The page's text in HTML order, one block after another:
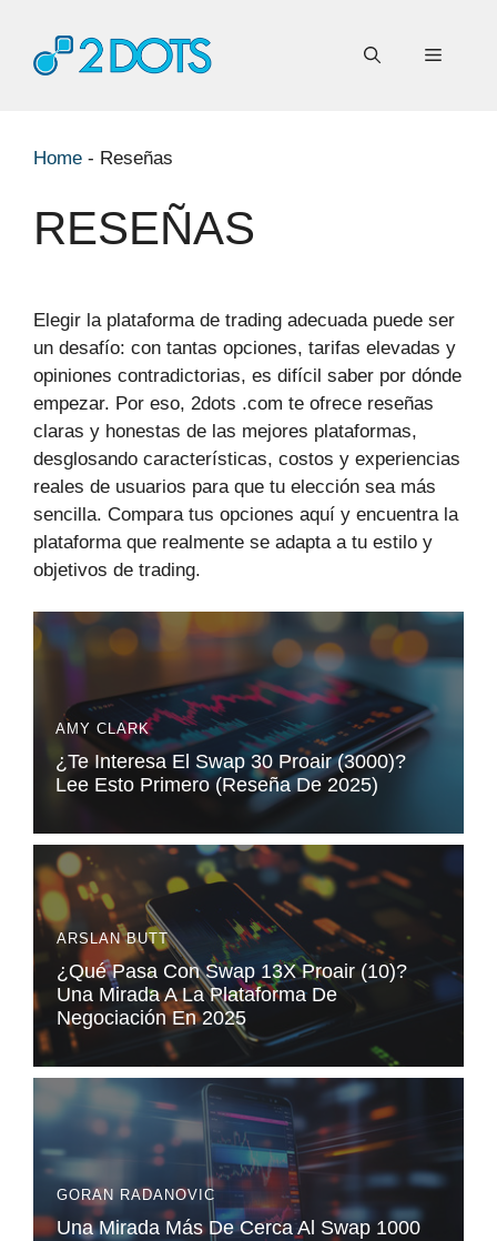
contenido
Menú
Home - Reseñas
RESEÑAS
Elegir la plataforma de trading adecuada puede ser
un desafío: con tantas opciones, tarifas elevadas y
opiniones contradictorias, es difícil saber por dónde
empezar. Por eso, 2dots .com te ofrece reseñas
claras y honestas de las mejores plataformas,
desglosando características, costos y experiencias
reales de usuarios para que tu elección sea más
sencilla. Compara tus opciones aquí y encuentra la
plataforma que realmente se adapta a tu estilo y
objetivos de trading.
AMY CLARK
¿Te Interesa El Swap 30 Proair (3000)?
Lee Esto Primero (Reseña De 2025)
ARSLAN BUTT
¿Qué Pasa Con Swap 13X Proair (10)?
Una Mirada A La Plataforma De
Negociación En 2025
GORAN RADANOVIC
Una Mirada Más De Cerca Al Swap 1000